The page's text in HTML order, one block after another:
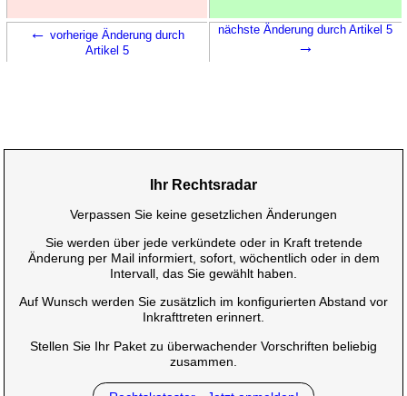
← vorherige Änderung durch
Artikel 5
nächste Änderung durch Artikel 5
→
Ihr Rechtsradar
Verpassen Sie keine gesetzlichen Änderungen
Sie werden über jede verkündete oder in Kraft tretende
Änderung per Mail informiert, sofort, wöchentlich oder in dem
Intervall, das Sie gewählt haben.
Auf Wunsch werden Sie zusätzlich im konfigurierten Abstand vor
Inkrafttreten erinnert.
Stellen Sie Ihr Paket zu überwachender Vorschriften beliebig
zusammen.